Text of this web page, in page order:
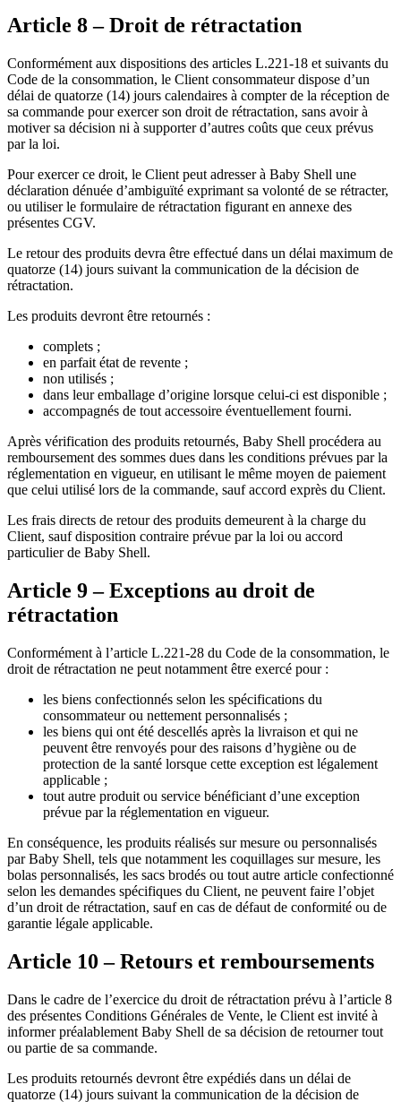
Article 8 – Droit de rétractation
Conformément aux dispositions des articles L.221-18 et suivants du
Code de la consommation, le Client consommateur dispose d’un
délai de quatorze (14) jours calendaires à compter de la réception de
sa commande pour exercer son droit de rétractation, sans avoir à
motiver sa décision ni à supporter d’autres coûts que ceux prévus
par la loi.
Pour exercer ce droit, le Client peut adresser à Baby Shell une
déclaration dénuée d’ambiguïté exprimant sa volonté de se rétracter,
ou utiliser le formulaire de rétractation figurant en annexe des
présentes CGV.
Le retour des produits devra être effectué dans un délai maximum de
quatorze (14) jours suivant la communication de la décision de
rétractation.
Les produits devront être retournés :
complets ;
en parfait état de revente ;
non utilisés ;
dans leur emballage d’origine lorsque celui-ci est disponible ;
accompagnés de tout accessoire éventuellement fourni.
Après vérification des produits retournés, Baby Shell procédera au
remboursement des sommes dues dans les conditions prévues par la
réglementation en vigueur, en utilisant le même moyen de paiement
que celui utilisé lors de la commande, sauf accord exprès du Client.
Les frais directs de retour des produits demeurent à la charge du
Client, sauf disposition contraire prévue par la loi ou accord
particulier de Baby Shell.
Article 9 – Exceptions au droit de
rétractation
Conformément à l’article L.221-28 du Code de la consommation, le
droit de rétractation ne peut notamment être exercé pour :
les biens confectionnés selon les spécifications du
consommateur ou nettement personnalisés ;
les biens qui ont été descellés après la livraison et qui ne
peuvent être renvoyés pour des raisons d’hygiène ou de
protection de la santé lorsque cette exception est légalement
applicable ;
tout autre produit ou service bénéficiant d’une exception
prévue par la réglementation en vigueur.
En conséquence, les produits réalisés sur mesure ou personnalisés
par Baby Shell, tels que notamment les coquillages sur mesure, les
bolas personnalisés, les sacs brodés ou tout autre article confectionné
selon les demandes spécifiques du Client, ne peuvent faire l’objet
d’un droit de rétractation, sauf en cas de défaut de conformité ou de
garantie légale applicable.
Article 10 – Retours et remboursements
Dans le cadre de l’exercice du droit de rétractation prévu à l’article 8
des présentes Conditions Générales de Vente, le Client est invité à
informer préalablement Baby Shell de sa décision de retourner tout
ou partie de sa commande.
Les produits retournés devront être expédiés dans un délai de
quatorze (14) jours suivant la communication de la décision de